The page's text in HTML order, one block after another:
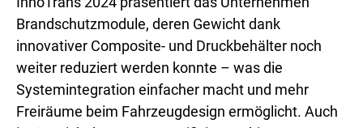
Brandschutzmodule, deren Gewicht dank
innovativer Composite- und Druckbehälter noch
weiter reduziert werden konnte – was die
Systemintegration einfacher macht und mehr
Freiräume beim Fahrzeugdesign ermöglicht. Auch